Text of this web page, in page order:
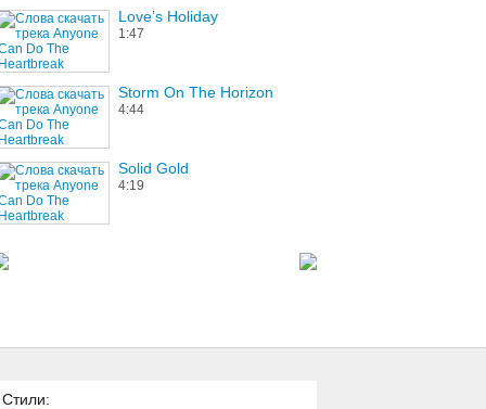
Love’s Holiday
1:47
Storm On The Horizon
4:44
Solid Gold
4:19
2:34
Стили: